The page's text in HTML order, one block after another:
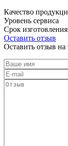
Качество
Уровень сервиса
Срок изготовления
Оставить отзыв
Оставить отзыв